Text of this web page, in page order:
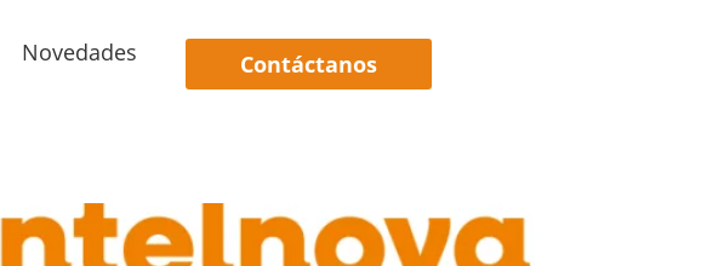
Novedades Contáctanos